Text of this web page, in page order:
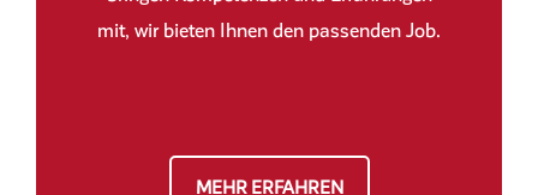
mit, wir bieten Ihnen den passenden Job.
MEHR ERFAHREN